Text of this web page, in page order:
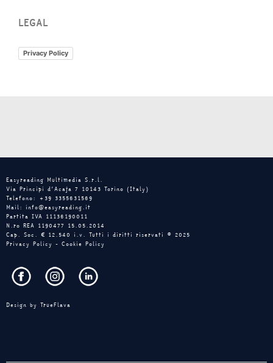
LEGAL
Privacy Policy
Easyreading Multimedia S.r.l.
Via Principi d’Acaja 7 10143 Torino (Italy)
Telefono: +39 3355631569
Mail: info@easyreading.it
Partita IVA 11136190011
N.ro REA 1190477 15.05.2014
Cap. Soc. € 12.540 i.v. Tutti i diritti riservati © 2025
Privacy Policy - Cookie Policy
Design by TrueFlava